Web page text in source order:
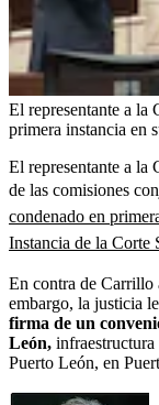
El representante a la
primera instancia en
El representante a la
de las comisiones
condenado en
Instancia de la Corte
En contra de Carrillo
embargo, la justicia
firma de un
León,
Puerto León, en